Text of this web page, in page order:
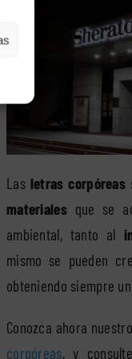
Las letras corpóreas
materialesque se
ambiental, tanto al
mismo se pueden
obteniendo siempre
Conozca ahora
corpóreas, y